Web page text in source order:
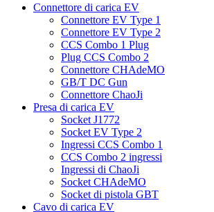
Connettore di carica EV
Connettore EV Type 1
Connettore EV Type 2
CCS Combo 1 Plug
Plug CCS Combo 2
Connettore CHAdeMO
GB/T DC Gun
Connettore ChaoJi
Presa di carica EV
Socket J1772
Socket EV Type 2
Ingressi CCS Combo 1
CCS Combo 2 ingressi
Ingressi di ChaoJi
Socket CHAdeMO
Socket di pistola GBT
Cavo di carica EV